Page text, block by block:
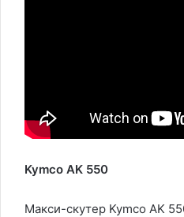
Kymco AK 550
Макси-скутер Kymco AK